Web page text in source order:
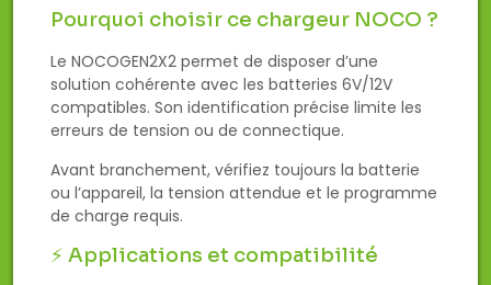
Pourquoi choisir ce chargeur NOCO ?
Le NOCOGEN2X2 permet de disposer d’une
solution cohérente avec les batteries 6V/12V
compatibles. Son identification précise limite les
erreurs de tension ou de connectique.
Avant branchement, vérifiez toujours la batterie
ou l’appareil, la tension attendue et le programme
de charge requis.
⚡ Applications et compatibilité